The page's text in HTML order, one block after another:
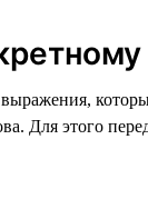
Для этого